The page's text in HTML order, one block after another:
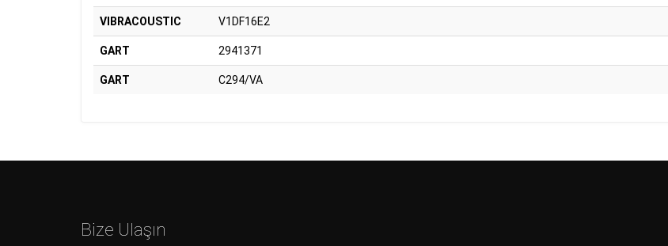
VIBRACOUSTIC V1DF16E2
GART 2941371
GART C294/VA
Bize Ulaşın